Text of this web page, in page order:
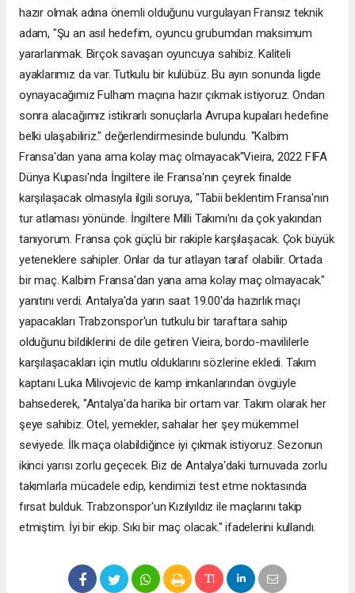
hazır olmak adına önemli olduğunu vurgulayan Fransız teknik
adam, "Şu an asıl hedefim, oyuncu grubumdan maksimum
yararlanmak. Birçok savaşan oyuncuya sahibiz. Kaliteli
ayaklarımız da var. Tutkulu bir kulübüz. Bu ayın sonunda ligde
oynayacağımız Fulham maçına hazır çıkmak istiyoruz. Ondan
sonra alacağımız istikrarlı sonuçlarla Avrupa kupaları hedefine
belki ulaşabiliriz." değerlendirmesinde bulundu. "Kalbim
Fransa'dan yana ama kolay maç olmayacak"Vieira, 2022 FIFA
Dünya Kupası'nda İngiltere ile Fransa'nın çeyrek finalde
karşılaşacak olmasıyla ilgili soruya, "Tabii beklentim Fransa'nın
tur atlaması yönünde. İngiltere Milli Takımı'nı da çok yakından
tanıyorum. Fransa çok güçlü bir rakiple karşılaşacak. Çok büyük
yeteneklere sahipler. Onlar da tur atlayan taraf olabilir. Ortada
bir maç. Kalbim Fransa'dan yana ama kolay maç olmayacak."
yanıtını verdi. Antalya'da yarın saat 19.00'da hazırlık maçı
yapacakları Trabzonspor'un tutkulu bir taraftara sahip
olduğunu bildiklerini de dile getiren Vieira, bordo-mavililerle
karşılaşacakları için mutlu olduklarını sözlerine ekledi. Takım
kaptanı Luka Milivojevic de kamp imkanlarından övgüyle
bahsederek, "Antalya'da harika bir ortam var. Takım olarak her
şeye sahibiz. Otel, yemekler, sahalar her şey mükemmel
seviyede. İlk maça olabildiğince iyi çıkmak istiyoruz. Sezonun
ikinci yarısı zorlu geçecek. Biz de Antalya'daki turnuvada zorlu
takımlarla mücadele edip, kendimizi test etme noktasında
fırsat bulduk. Trabzonspor'un Kızılyıldız ile maçlarını takip
etmiştim. İyi bir ekip. Sıkı bir maç olacak." ifadelerini kullandı.